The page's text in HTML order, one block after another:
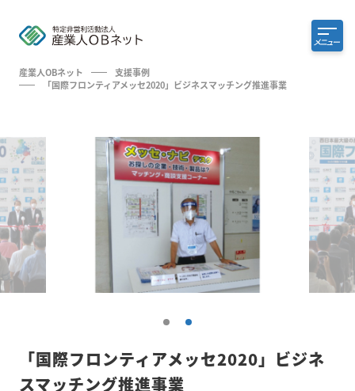
メニュー
産業人OBネット
支援事例
「国際フロンティアメッセ2020」ビジネスマッチング推進事業
「国際フロンティアメッセ2020」ビジネ
スマッチング推進事業